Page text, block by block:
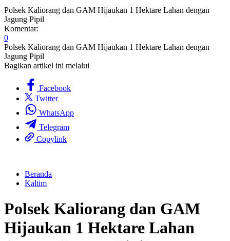
Polsek Kaliorang dan GAM Hijaukan 1 Hektare Lahan dengan
Jagung Pipil
Komentar:
0
Polsek Kaliorang dan GAM Hijaukan 1 Hektare Lahan dengan
Jagung Pipil
Bagikan artikel ini melalui
Facebook
Twitter
WhatsApp
Telegram
Copylink
Beranda
Kaltim
Polsek Kaliorang dan GAM
Hijaukan 1 Hektare Lahan